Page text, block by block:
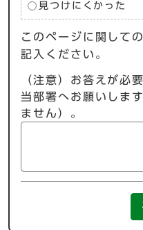
見つけにくかった
このページに関して
記入ください。
（注意）お答えが必
当部署へお願いしま
ません）。